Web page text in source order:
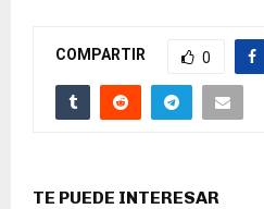
COMPARTIR 0
TE PUEDE INTERESAR